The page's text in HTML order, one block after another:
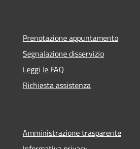
Prenotazione appuntamento
Segnalazione disservizio
Leggi le FAQ
Richiesta assistenza
Amministrazione trasparente